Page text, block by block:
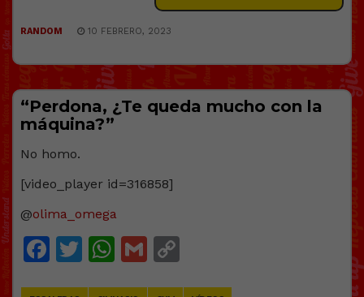
RANDOM 10 FEBRERO, 2023
“Perdona, ¿Te queda mucho con la
máquina?”
No homo.
[video_player id=316858]
@olima_omega
Facebook
Twitter
WhatsApp
Gmail